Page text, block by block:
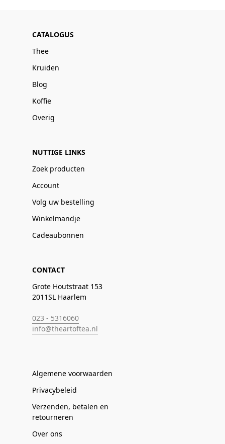
CATALOGUS
Thee
Kruiden
Blog
Koffie
Overig
NUTTIGE LINKS
Zoek producten
Account
Volg uw bestelling
Winkelmandje
Cadeaubonnen
CONTACT
Grote Houtstraat 153
2011SL Haarlem
023 - 5316060
info@theartoftea.nl
Algemene voorwaarden
Privacybeleid
Verzenden, betalen en
retourneren
Over ons